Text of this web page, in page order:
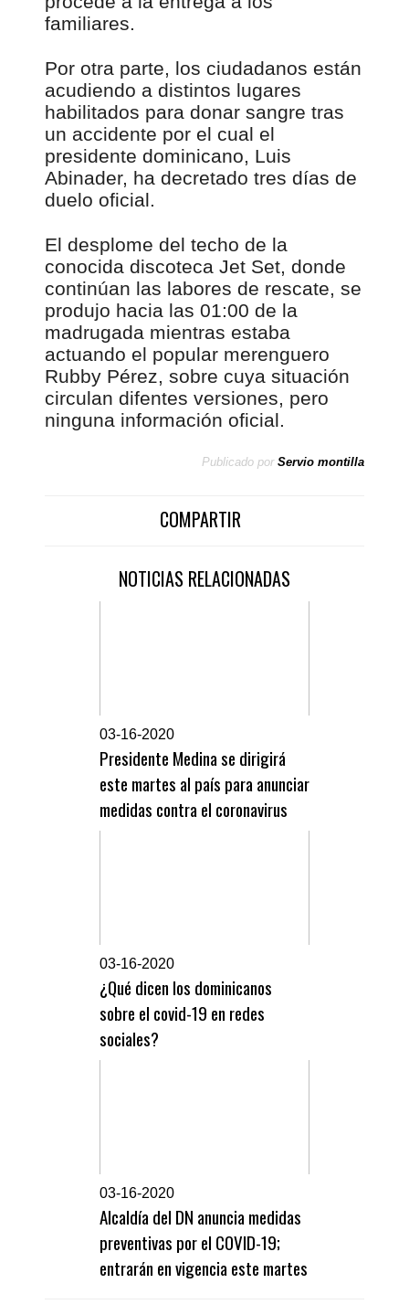
familiares.
Por otra parte, los ciudadanos están
acudiendo a distintos lugares
habilitados para donar sangre tras
un accidente por el cual el
presidente dominicano, Luis
Abinader, ha decretado tres días de
duelo oficial.
El desplome del techo de la
conocida discoteca Jet Set, donde
continúan las labores de rescate, se
produjo hacia las 01:00 de la
madrugada mientras estaba
actuando el popular merenguero
Rubby Pérez, sobre cuya situación
circulan difentes versiones, pero
ninguna información oficial.
Publicado por Servio montilla
COMPARTIR
NOTICIAS RELACIONADAS
03-16-2020
Presidente Medina se dirigirá
este martes al país para anunciar
medidas contra el coronavirus
03-16-2020
¿Qué dicen los dominicanos
sobre el covid-19 en redes
sociales?
03-16-2020
Alcaldía del DN anuncia medidas
preventivas por el COVID-19;
entrarán en vigencia este martes